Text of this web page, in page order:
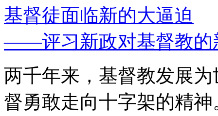
基督徒面临新的大逼迫
——评习新政对基督教的
两千年来，基督教发展
督勇敢走向十字架的精